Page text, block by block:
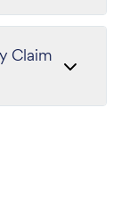
Claim